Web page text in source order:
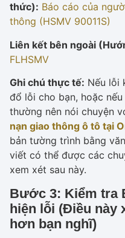
thức): Báo cáo của
thông (HSMV 90011S)
Liên kết bên ngoài
FLHSMV
Ghi chú thực tế: Nếu lỗi
đổ lỗi cho bạn, hoặc
thường nên nói chuyện
nạn giao thông ô tô tại
bản tường trình bằng
viết có thể được các
xem xét sau này.
Bước 3: Kiểm tra
hiện lỗi (Điều này
hơn bạn nghĩ)